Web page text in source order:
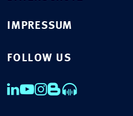
IMPRESSUM
FOLLOW US